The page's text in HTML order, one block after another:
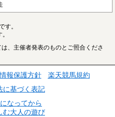
す。
、主催者発表のものとご照合くださ
報保護方針
楽天競馬規約
に基づく表記
なってから
む大人の遊び